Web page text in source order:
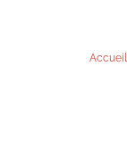
Accueil